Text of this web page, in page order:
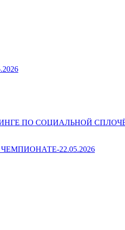
ПО СОЦИАЛЬНОЙ
22.05.2026